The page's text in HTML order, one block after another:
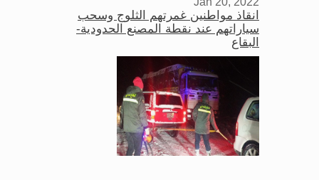
انقاذ مواطنين غمرتهم الثلوج وسحب
سياراتهم عند نقطة المصنع الحدودية-
البقاع